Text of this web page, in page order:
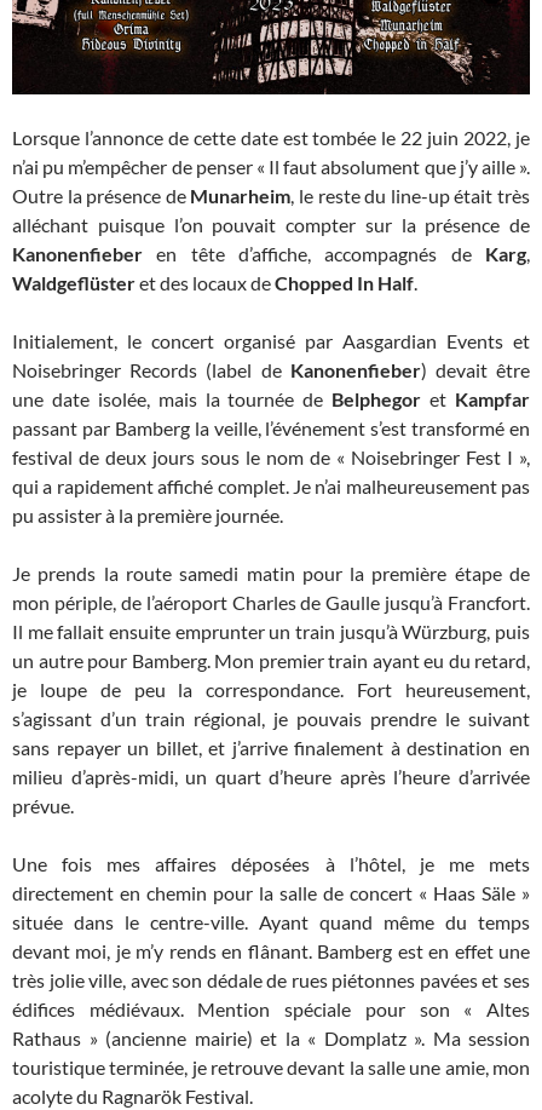
Lorsque l’annonce de cette date est tombée le 22 juin 2022, je
n’ai pu m’empêcher de penser « Il faut absolument que j’y aille ».
Outre la présence de Munarheim, le reste du line-up était très
alléchant puisque l’on pouvait compter sur la présence de
Kanonenfieber en tête d’affiche, accompagnés de Karg,
Waldgeflüsteret des locaux deChopped In Half.
Initialement, le concert organisé par Aasgardian Events et
Noisebringer Records (label de Kanonenfieber) devait être
une date isolée, mais la tournée de Belphegor et Kampfar
passant par Bamberg la veille, l’événement s’est transformé en
festival de deux jours sous le nom de « Noisebringer Fest I »,
qui a rapidement affiché complet. Je n’ai malheureusement pas
pu assister à la première journée.
Je prends la route samedi matin pour la première étape de
mon périple, de l’aéroport Charles de Gaulle jusqu’à Francfort.
Il me fallait ensuite emprunter un train jusqu’à Würzburg, puis
un autre pour Bamberg. Mon premier train ayant eu du retard,
je loupe de peu la correspondance. Fort heureusement,
s’agissant d’un train régional, je pouvais prendre le suivant
sans repayer un billet, et j’arrive finalement à destination en
milieu d’après-midi, un quart d’heure après l’heure d’arrivée
prévue.
Une fois mes affaires déposées à l’hôtel, je me mets
directement en chemin pour la salle de concert « Haas Säle »
située dans le centre-ville. Ayant quand même du temps
devant moi, je m’y rends en flânant. Bamberg est en effet une
très jolie ville, avec son dédale de rues piétonnes pavées et ses
édifices médiévaux. Mention spéciale pour son « Altes
Rathaus » (ancienne mairie) et la « Domplatz ». Ma session
touristique terminée, je retrouve devant la salle une amie, mon
acolyte du Ragnarök Festival.